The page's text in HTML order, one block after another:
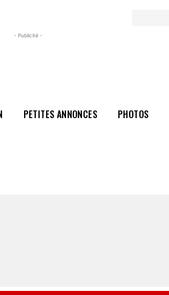
- Publicité -
PETITES ANNONCES PHOTOS